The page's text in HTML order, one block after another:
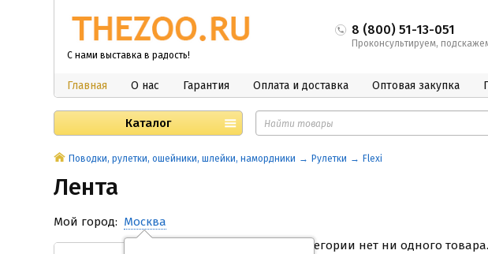
С нами выставка в радость!
8 (800) 51-13-051
Проконсультируем,
Главная О нас Гарантия Оплата и доставка Оптовая закупка
Каталог
Поводки, рулетки, ошейники, шлейки, намордники Рулетки Flexi
Лента
Мой город: Москва
В этой категории нет ни одного товара.